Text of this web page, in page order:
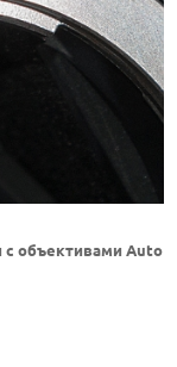
объективами Auto